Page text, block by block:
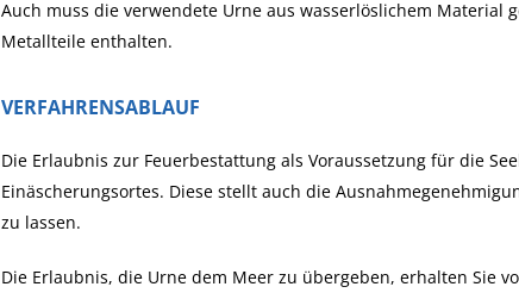
Auch muss die verwendete Urne aus wasserlöslichem
Metallteile enthalten.
VERFAHRENSABLAUF
Die Erlaubnis zur Feuerbestattung als Voraussetzung für die
Einäscherungsortes. Diese stellt auch die
zu lassen.
Die Erlaubnis, die Urne dem Meer zu übergeben, erhalten Sie